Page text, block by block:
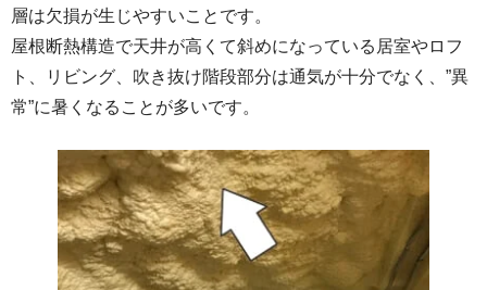
層は欠損が生じやすいことです。
屋根断熱構造で天井が高くて斜めになっている居室やロフ
ト、リビング、吹き抜け階段部分は通気が十分でなく、”異
常”に暑くなることが多いです。